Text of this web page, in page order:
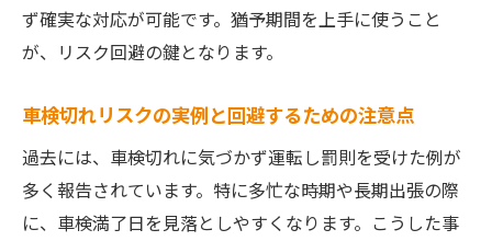
ず確実な対応が可能です。猶予期間を上手に使うこと
が、リスク回避の鍵となります。
車検切れリスクの実例と回避するための注意点
過去には、車検切れに気づかず運転し罰則を受けた例が
多く報告されています。特に多忙な時期や長期出張の際
に、車検満了日を見落としやすくなります。こうした事